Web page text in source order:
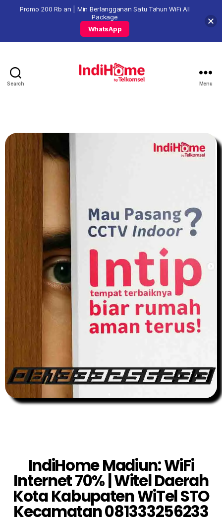
Search Menu
IndiHome Madiun: WiFi
Internet 70% | Witel Daerah
Kota Kabupaten WiTel STO
Kecamatan 081333256233
Promo 200 Rb an | Min Berlangganan Satu Tahun WiFi All
Package
WhatsApp